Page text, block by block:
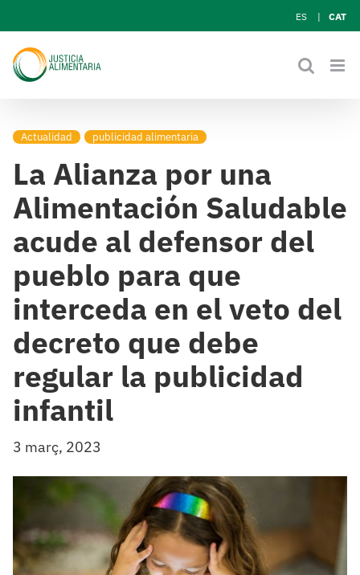
to
content
ES CAT
Actualidad publicidad alimentaria
La Alianza por una
Alimentación Saludable
acude al defensor del
pueblo para que
interceda en el veto del
decreto que debe
regular la publicidad
infantil
3 març, 2023